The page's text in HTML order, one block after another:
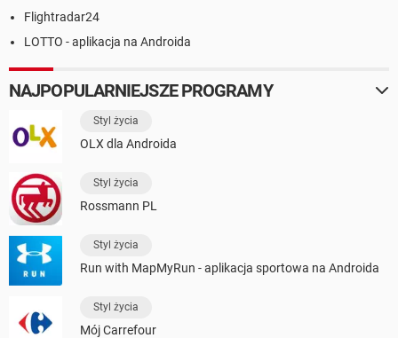
Flightradar24
LOTTO - aplikacja na Androida
NAJPOPULARNIEJSZE PROGRAMY
Styl życia
OLX dla Androida
Styl życia
Rossmann PL
Styl życia
Run with MapMyRun - aplikacja sportowa na Androida
Styl życia
Mój Carrefour